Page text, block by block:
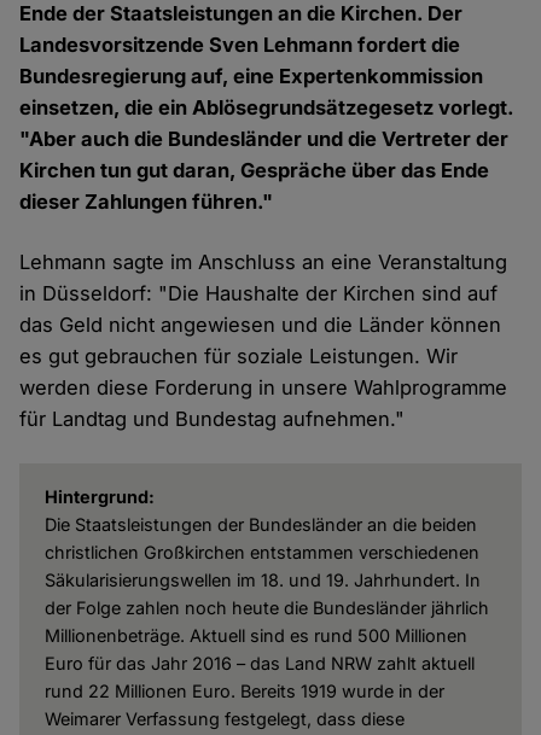
Ende der Staatsleistungen an die Kirchen. Der
Landesvorsitzende Sven Lehmann fordert die
Bundesregierung auf, eine Expertenkommission
einsetzen, die ein Ablösegrundsätzegesetz vorlegt.
"Aber auch die Bundesländer und die Vertreter der
Kirchen tun gut daran, Gespräche über das Ende
dieser Zahlungen führen."
Lehmann sagte im Anschluss an eine Veranstaltung
in Düsseldorf: "Die Haushalte der Kirchen sind auf
das Geld nicht angewiesen und die Länder können
es gut gebrauchen für soziale Leistungen. Wir
werden diese Forderung in unsere Wahlprogramme
für Landtag und Bundestag aufnehmen."
Hintergrund:
Die Staatsleistungen der Bundesländer an die beiden
christlichen Großkirchen entstammen verschiedenen
Säkularisierungswellen im 18. und 19. Jahrhundert. In
der Folge zahlen noch heute die Bundesländer jährlich
Millionenbeträge. Aktuell sind es rund 500 Millionen
Euro für das Jahr 2016 – das Land NRW zahlt aktuell
rund 22 Millionen Euro. Bereits 1919 wurde in der
Weimarer Verfassung festgelegt, dass diese